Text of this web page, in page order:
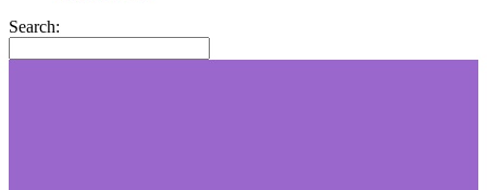
Search: